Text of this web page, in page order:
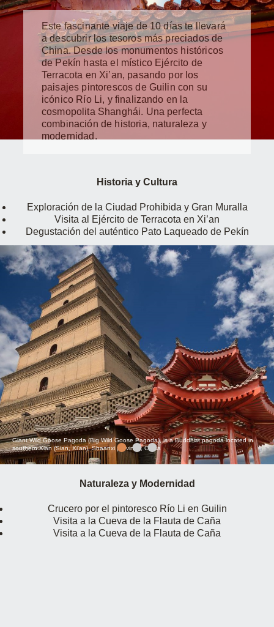
Este fascinante viaje de 10 días te llevará
a descubrir los tesoros más preciados de
China. Desde los monumentos históricos
de Pekín hasta el místico Ejército de
Terracota en Xi’an, pasando por los
paisajes pintorescos de Guilin con su
icónico Río Li, y finalizando en la
cosmopolita Shanghái. Una perfecta
combinación de historia, naturaleza y
modernidad.
Historia y Cultura
Exploración de la Ciudad Prohibida y Gran Muralla
Visita al Ejército de Terracota en Xi’an
Degustación del auténtico Pato Laqueado de Pekín
Giant Wild Goose Pagoda (Big Wild Goose Pagoda), is a Buddhist pagoda located in
southern Xian (Sian, Xi'an), Shaanxi province, China
Naturaleza y Modernidad
Crucero por el pintoresco Río Li en Guilin
Visita a la Cueva de la Flauta de Caña
Visita a la Cueva de la Flauta de Caña